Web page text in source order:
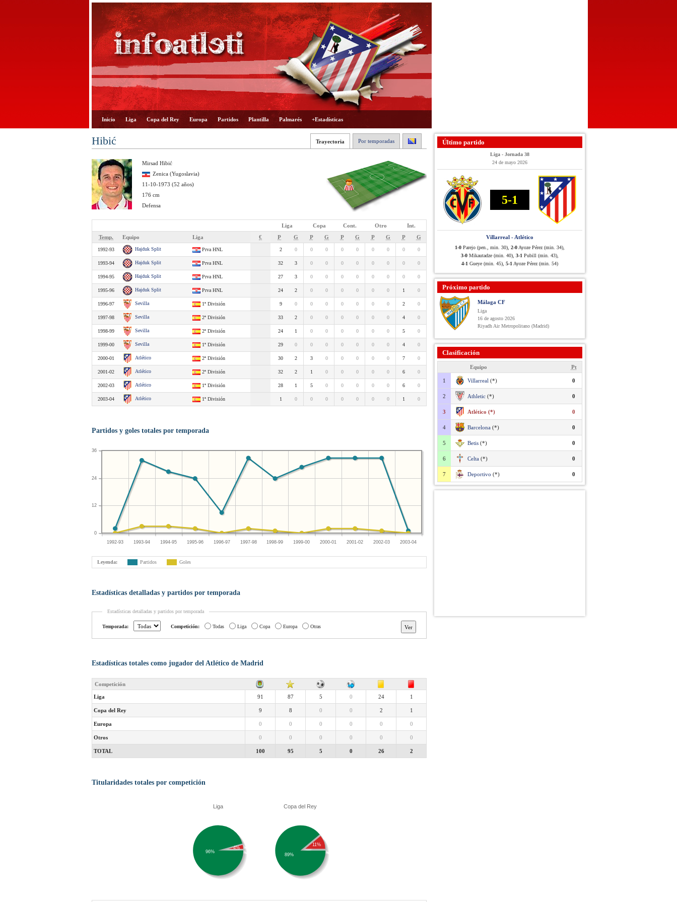
Inicio Liga Copa del Rey Europa Partidos Plantilla Palmarés +Estadísticas
Por temporadas
Trayectoria
Hibić
Mirsad Hibić
Zenica (Yugoslavia)
11-10-1973 (52 años)
176 cm
Defensa
Liga Copa Cont. Otro
Int.
Temp.
Equipo Liga € P G P G P G P G P G
1992-93 Hajduk Split Prva HNL 2 0 0 0 0 0 0 0 0 0
1993-94 Hajduk Split Prva HNL 32 3 0 0 0 0 0 0 0 0
1994-95 Hajduk Split Prva HNL 27 3 0 0 0 0 0 0 0 0
1995-96 Hajduk Split Prva HNL 24 2 0 0 0 0 0 0 1 0
1996-97 Sevilla 1ª División 9 0 0 0 0 0 0 0 2 0
1997-98 Sevilla 2ª División 33 2 0 0 0 0 0 0 4 0
1998-99 Sevilla 2ª División 24 1 0 0 0 0 0 0 5 0
1999-00 Sevilla 1ª División 29 0 0 0 0 0 0 0 4 0
2000-01 Atlético 2ª División 30 2 3 0 0 0 0 0 7 0
2001-02 Atlético 2ª División 32 2 1 0 0 0 0 0 6 0
2002-03 Atlético 1ª División 28 1 5 0 0 0 0 0 6 0
2003-04 Atlético 1ª División 1 0 0 0 0 0 0 0 1 0
Partidos y goles totales por temporada
1992-93 1993-94 1994-95 1995-96 1996-97 1997-98 1998-99 1999-00 2000-01 2001-02 2002-03 2003-04
0
12
24
36
Leyenda: Partidos Goles
Estadísticas detalladas y partidos por temporada
Estadísticas detalladas y partidos por temporada
Temporada: Competición: Todas Liga Copa Europa Otras
Estadísticas totales como jugador del Atlético de Madrid
Competición
Liga 91 87 5 0 24 1
Copa del Rey 9 8 0 0 2 1
Europa 0 0 0 0 0 0
Otros 0 0 0 0 0 0
TOTAL 100 95 5 0 26 2
Titularidades totales por competición
Liga
96%
4%
Copa del Rey
89%
11%
Último partido
Liga - Jornada 38
24 de mayo 2026
5-1
Villarreal - Atlético
1-0 Parejo (pen., min. 30), 2-0 Ayoze Pérez (min. 34),
3-0 Mikautadze (min. 40), 3-1 Pubill (min. 43),
4-1 Gueye (min. 45), 5-1 Ayoze Pérez (min. 54)
Próximo partido
Málaga CF
Liga
16 de agosto 2026
Riyadh Air Metropolitano (Madrid)
Clasificación
Equipo Pt
1 Villarreal (*) 0
2 Athletic (*) 0
3 Atlético (*) 0
4 Barcelona (*) 0
5 Betis (*) 0
6 Celta (*) 0
7 Deportivo (*) 0